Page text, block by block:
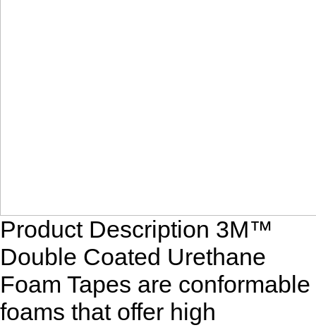
Product Description 3M™
Double Coated Urethane
Foam Tapes are conformable
foams that offer high